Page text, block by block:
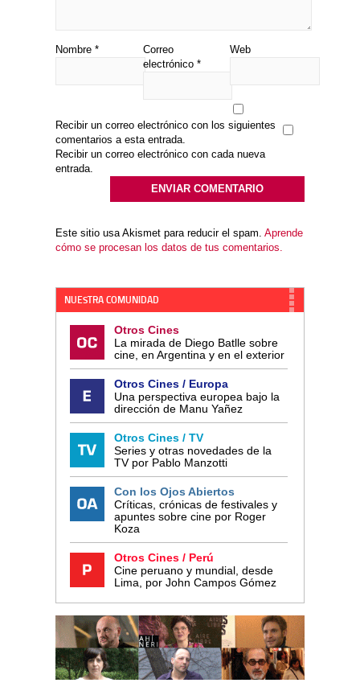
Nombre *
Correo
electrónico *
Web
Recibir un correo electrónico con los siguientes
comentarios a esta entrada.
Recibir un correo electrónico con cada nueva
entrada.
Este sitio usa Akismet para reducir el spam. Aprende
cómo se procesan los datos de tus comentarios.
NUESTRA COMUNIDAD
Otros Cines
La mirada de Diego Batlle sobre
cine, en Argentina y en el exterior
Otros Cines / Europa
Una perspectiva europea bajo la
dirección de Manu Yañez
Otros Cines / TV
Series y otras novedades de la
TV por Pablo Manzotti
Con los Ojos Abiertos
Críticas, crónicas de festivales y
apuntes sobre cine por Roger
Koza
Otros Cines / Perú
Cine peruano y mundial, desde
Lima, por John Campos Gómez